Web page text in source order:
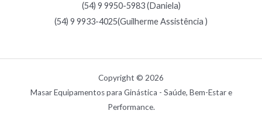
(54) 9 9950-5983 (Daniela)
(54) 9 9933-4025(Guilherme Assistência )
Copyright © 2026
Masar Equipamentos para Ginástica - Saúde, Bem-Estar e
Performance.